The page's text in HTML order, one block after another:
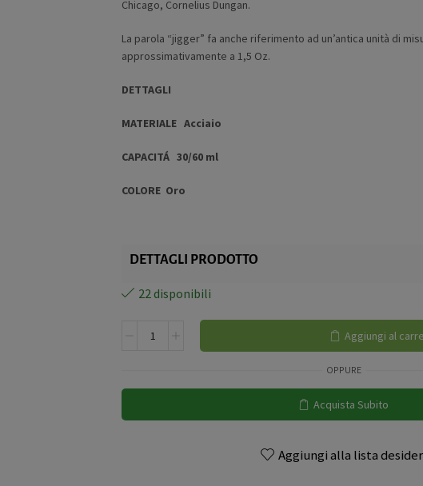
Chicago, Cornelius Dungan.
La parola “jigger” fa anche riferimento ad un’antica unità di
approssimativamente a 1,5 Oz.
DETTAGLI
MATERIALE Acciaio
CAPACITÁ 30/60 ml
COLORE Oro
DETTAGLI PRODOTTO
22 disponibili
Aggiungi al
OPPURE
Acquista Subito
Aggiungi alla lista